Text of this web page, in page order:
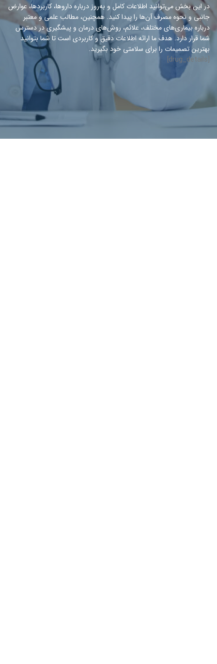
در این بخش می‌توانید اطلاعات کامل و به‌روز درباره داروها، کاربردها، عوارض
جانبی و نحوه مصرف آن‌ها را پیدا کنید. همچنین، مطالب علمی و معتبر
درباره بیماری‌های مختلف، علائم، روش‌های درمان و پیشگیری در دسترس
شما قرار دارد. هدف ما ارائه اطلاعات دقیق و کاربردی است تا شما بتوانید
بهترین تصمیمات را برای سلامتی خود بگیرید.